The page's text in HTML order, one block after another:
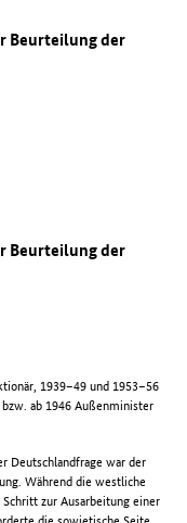
Beurteilung der
Beurteilung der
1939–49 und 1953–56
ab 1946 Außenminister
Deutschlandfrage war der
Während die westliche
zur Ausarbeitung einer